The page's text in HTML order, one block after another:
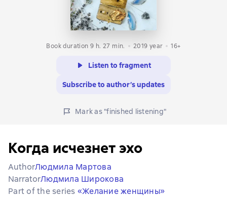
Book duration 9 h. 27 min. 2019 year 16+
Listen to fragment
Subscribe to author’s updates
Mark as "finished listening"
Когда исчезнет эхо
AuthorЛюдмила Мартова
NarratorЛюдмила Широкова
Part of the series «Желание женщины»